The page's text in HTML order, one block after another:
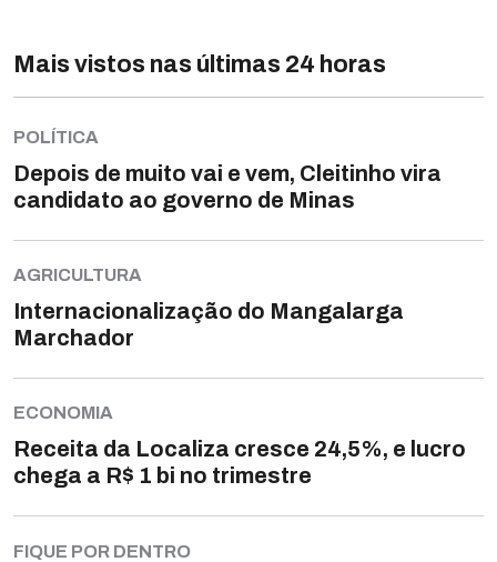
Mais vistos nas últimas 24 horas
POLÍTICA
Depois de muito vai e vem, Cleitinho vira
candidato ao governo de Minas
AGRICULTURA
Internacionalização do Mangalarga
Marchador
ECONOMIA
Receita da Localiza cresce 24,5%, e lucro
chega a R$ 1 bi no trimestre
FIQUE POR DENTRO